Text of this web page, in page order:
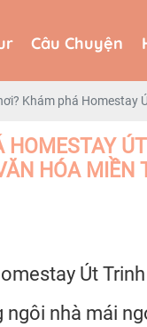
Câu Chuyện
Câu Chuyện
Khám phá
HÓA MIỀN
Út
nhà mái